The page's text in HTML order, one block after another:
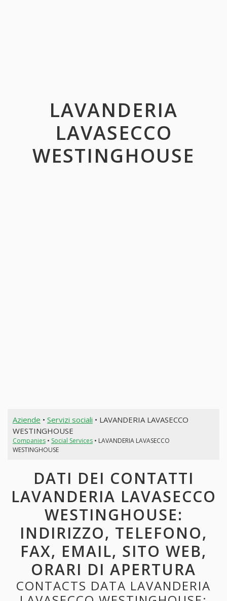
LAVANDERIA
LAVASECCO
WESTINGHOUSE
Aziende • Servizi sociali • LAVANDERIA LAVASECCO
WESTINGHOUSE
Companies• Social Services• LAVANDERIA LAVASECCO
WESTINGHOUSE
DATI DEI CONTATTI
LAVANDERIA LAVASECCO
WESTINGHOUSE:
INDIRIZZO, TELEFONO,
FAX, EMAIL, SITO WEB,
ORARI DI APERTURA
CONTACTS DATA LAVANDERIA